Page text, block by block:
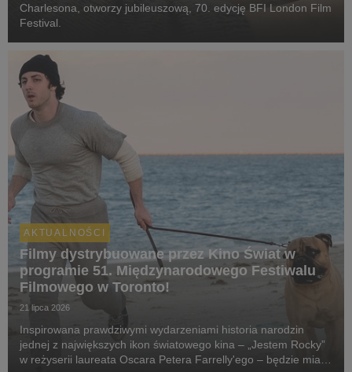
Charlesona, otworzy jubileuszową, 70. edycję BFI London Film
Festival.
AKTUALNOŚCI
Filmy dystrybuowane przez Kino Świat w
programie 51. Międzynarodowego Festiwalu
Filmowego w Toronto!
21 lipca 2026
Inspirowana prawdziwymi wydarzeniami historia narodzin
jednej z największych ikon światowego kina – „Jestem Rocky”
w reżyserii laureata Oscara Petera Farrelly'ego – będzie miała